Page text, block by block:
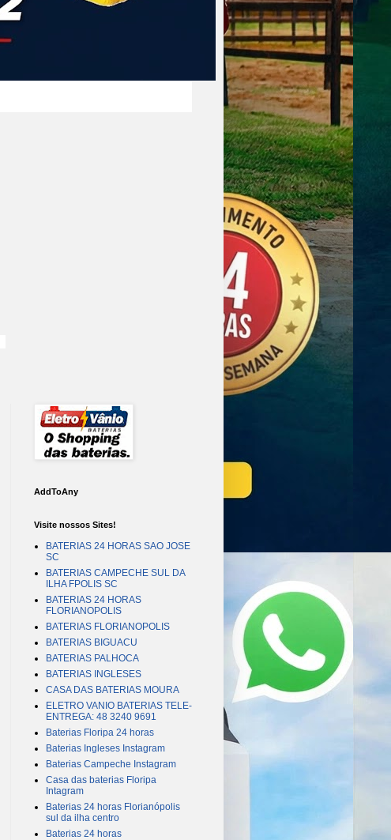
AddToAny
Visite nossos Sites!
BATERIAS 24 HORAS SAO JOSE
SC
BATERIAS CAMPECHE SUL DA
ILHA FPOLIS SC
BATERIAS 24 HORAS
FLORIANOPOLIS
BATERIAS FLORIANOPOLIS
BATERIAS BIGUACU
BATERIAS PALHOCA
BATERIAS INGLESES
CASA DAS BATERIAS MOURA
ELETRO VANIO BATERIAS TELE-
ENTREGA: 48 3240 9691
Baterias Floripa 24 horas
Baterias Ingleses Instagram
Baterias Campeche Instagram
Casa das baterias Floripa
Intagram
Baterias 24 horas Florianópolis
sul da ilha centro
Baterias 24 horas